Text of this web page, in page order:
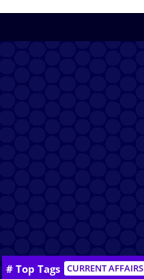
# Top Tags CURRENT AFFAIRS